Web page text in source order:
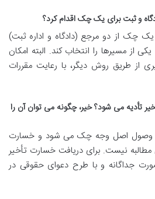
و ثبت برای یک چک اقدام کرد؟
چک از دو مرجع (دادگاه و اداره ثبت)
از مسیرها را انتخاب کند. البته امکان
از طریق روش دیگر، با رعایت مقررات
تأدیه می شود؟ خیر، چگونه می توان آن را
وصول اصل وجه چک می شود و خسارت
مطالبه نیست. برای دریافت خسارت تأخیر
جداگانه و با طرح دعوای حقوقی در